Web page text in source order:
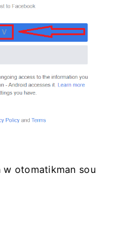
w otomatikman sou